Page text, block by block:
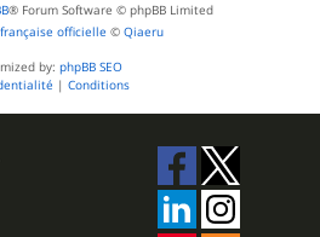
® Forum Software © phpBB Limited
officielle © Qiaeru
by: phpBB SEO
| Conditions